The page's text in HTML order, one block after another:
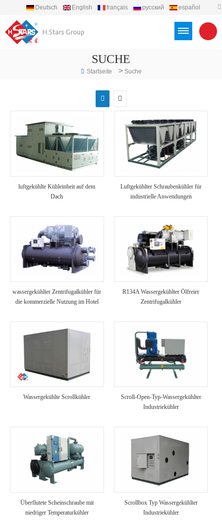
Deutsch English français русский
español
SUCHE
Startseite > Suche
luftgekühlte Kühleinheit auf dem
Dach
Luftgekühlter Schraubenkühler für
industrielle Anwendungen
wassergekühlter Zentrifugalkühler für
die kommerzielle Nutzung im Hotel
R134A Wassergekühlter Ölfreier
Zentrifugalkühler
Wassergekühlte Scrollkühler
Scroll-Open-Typ-Wassergekühlter
Industriekühler
Überflutete Scheinschraube mit
niedriger Temperaturkühler
Scrollbox Typ Wassergekühlter
Industriekühler